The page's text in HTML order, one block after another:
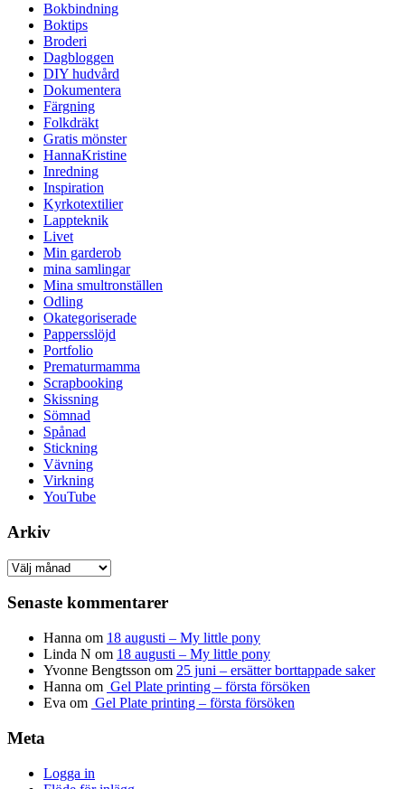
Bokbindning
Boktips
Broderi
Dagbloggen
DIY hudvård
Dokumentera
Färgning
Folkdräkt
Gratis mönster
HannaKristine
Inredning
Inspiration
Kyrkotextilier
Lappteknik
Livet
Min garderob
mina samlingar
Mina smultronställen
Odling
Okategoriserade
Pappersslöjd
Portfolio
Prematurmamma
Scrapbooking
Skissning
Sömnad
Spånad
Stickning
Vävning
Virkning
YouTube
Arkiv
Arkiv
Senaste kommentarer
Hanna om 18 augusti – My little pony
Linda N om 18 augusti – My little pony
Yvonne Bengtsson om 25 juni – ersätter borttappade saker
Hanna om Gel Plate printing – första försöken
Eva om Gel Plate printing – första försöken
Meta
Logga in